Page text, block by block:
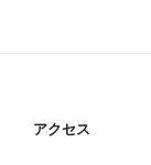
アクセス